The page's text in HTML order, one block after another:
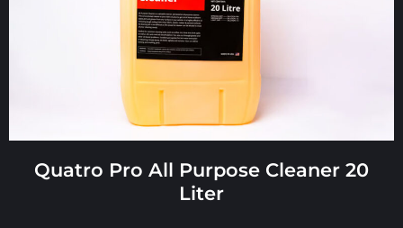
Quatro Pro All Purpose Cleaner 20
Liter